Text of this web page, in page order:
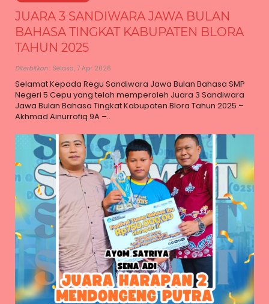
JUARA 3 SANDIWARA JAWA BULAN
BAHASA TINGKAT KABUPATEN BLORA
TAHUN 2025
Diterbitkan: Selasa, 7 Apr 2026
Selamat Kepada Regu Sandiwara Jawa Bulan Bahasa SMP
Negeri 5 Cepu yang telah memperoleh Juara 3 Sandiwara
Jawa Bulan Bahasa Tingkat Kabupaten Blora Tahun 2025 –
Akhmad Ainurrofiq 9A –..